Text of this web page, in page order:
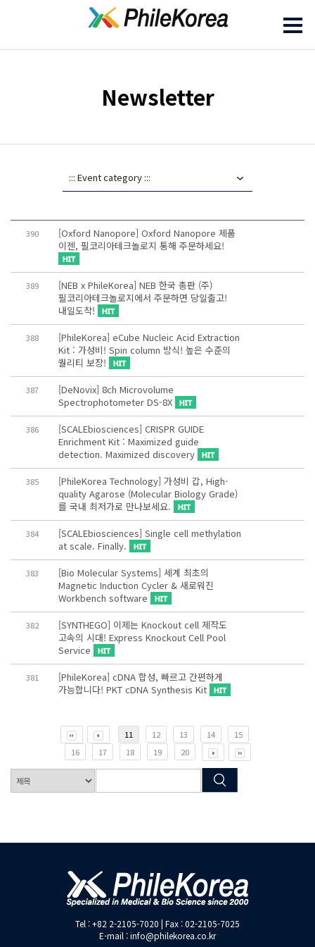
Newsletter
390
[Oxford Nanopore] Oxford Nanopore 제품
이젠, 필코리아테크놀로지 통해 주문하세요!
389
[NEB x PhileKorea] NEB 한국 총판 (주)
필코리아테크놀로지에서 주문하면 당일출고!
내일도착!
388
[PhileKorea] eCube Nucleic Acid Extraction
Kit : 가성비! Spin column 방식! 높은 수준의
퀄리티 보장!
387
[DeNovix] 8ch Microvolume
Spectrophotometer DS-8X
386
[SCALEbiosciences] CRISPR GUIDE
Enrichment Kit : Maximized guide
detection. Maximized discovery
385
[PhileKorea Technology] 가성비 갑, High-
quality Agarose (Molecular Biology Grade)
를 국내 최저가로 만나보세요.
384
[SCALEbiosciences] Single cell methylation
at scale. Finally.
383
[Bio Molecular Systems] 세계 최초의
Magnetic Induction Cycler & 새로워진
Workbench software
382
[SYNTHEGO] 이제는 Knockout cell 제작도
고속의 시대! Express Knockout Cell Pool
Service
381
[PhileKorea] cDNA 합성, 빠르고 간편하게
가능합니다! PKT cDNA Synthesis Kit
11 12 13 14
15
16
17 18 19 20
Tel : +82 2-2105-7020 | Fax : 02-2105-7025
E-mail : info@philekorea.co.kr